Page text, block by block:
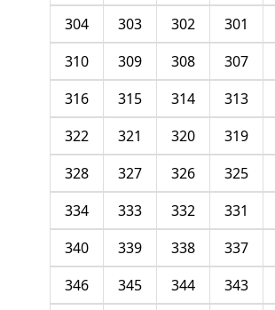
301
302
303
304
307
308
309
310
313
314
315
316
319
320
321
322
325
326
327
328
331
332
333
334
337
338
339
340
343
344
345
346